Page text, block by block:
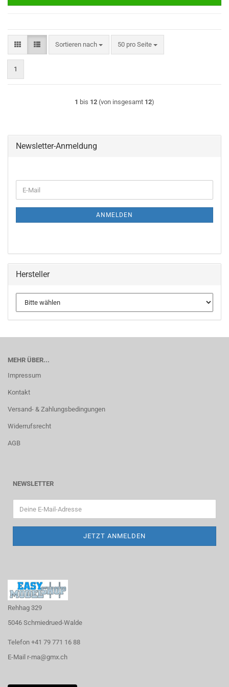
Sortieren nach
Sortieren nach 50 pro Seite
pro Seite
1
1 bis 12 (von insgesamt 12)
Newsletter-Anmeldung
ZUR
E-
Mail
ANMELDEN
Hersteller
MEHR ÜBER...
Impressum
Kontakt
Versand- & Zahlungsbedingungen
Widerrufsrecht
AGB
NEWSLETTER
Rehhag 329
5046 Schmiedrued-Walde
Telefon +41 79 771 16 88
E-Mail r-ma@gmx.ch